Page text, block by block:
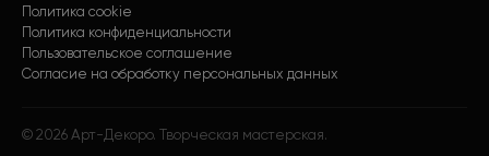
Политика cookie
Политика конфиденциальности
Пользовательское соглашение
Согласие на обработку персональных данных
© 2026 Арт-Декоро. Творческая мастерская.